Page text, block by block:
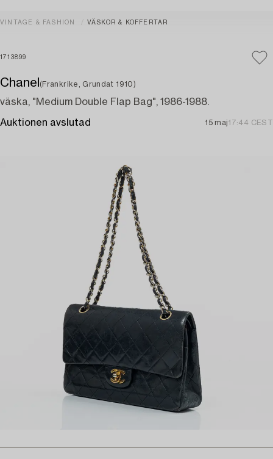
VINTAGE & FASHION VÄSKOR & KOFFERTAR
1713899
Chanel (Frankrike, Grundat 1910)
väska, "Medium Double Flap Bag", 1986-1988.
Auktionen avslutad 15 maj17:44 CEST